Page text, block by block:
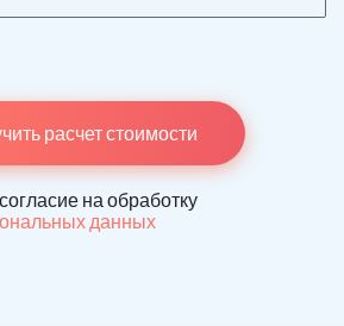
расчет стоимости
на обработку
данных